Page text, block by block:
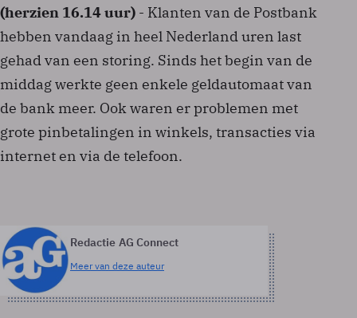
(herzien 16.14 uur) - Klanten van de Postbank
hebben vandaag in heel Nederland uren last
gehad van een storing. Sinds het begin van de
middag werkte geen enkele geldautomaat van
de bank meer. Ook waren er problemen met
grote pinbetalingen in winkels, transacties via
internet en via de telefoon.
Redactie AG Connect
Meer van deze auteur